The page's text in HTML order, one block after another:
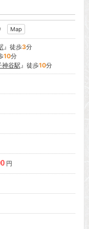
Map
』徒歩3分
10分
神谷駅』徒歩10分
円